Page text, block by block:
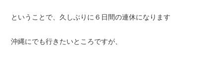
ということで、久しぶりに６日間の連休になります
沖縄にでも行きたいところですが、